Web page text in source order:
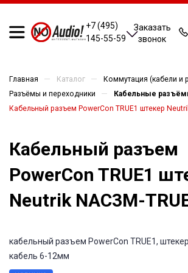
+7 (495)
145-55-59
Заказать
звонок
Главная — Каталог — Коммутация (кабели и
Разъёмы и переходники — Кабельные
Кабельный разъем PowerCon TRUE1 штекер
Кабельный разъем
PowerCon TRUE1
Neutrik NAC3M-
кабельный разъем PowerCon TRUE1,
кабель 6-12мм